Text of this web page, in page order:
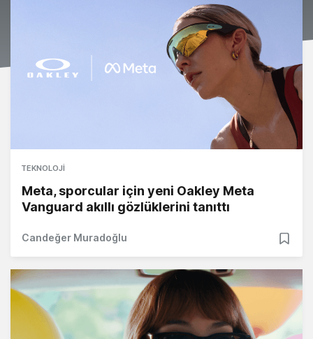
TEKNOLOJI
Meta, sporcular için yeni Oakley Meta
Vanguard akıllı gözlüklerini tanıttı
Candeğer Muradoğlu